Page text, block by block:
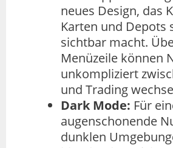
neues Design, das
Karten und Depots
sichtbar macht.
Menüzeile können
unkompliziert
und Trading
Dark Mode: Für
augenschonende
dunklen